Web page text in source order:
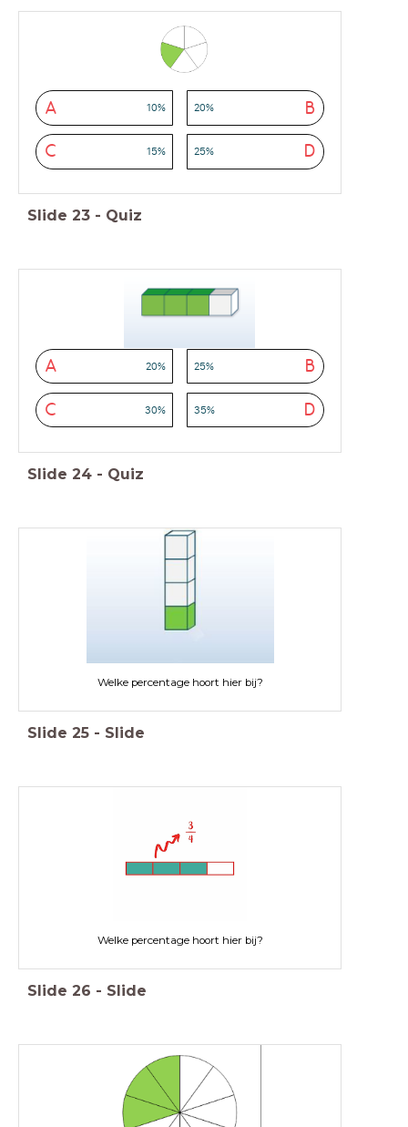
A 10% B
20%
C 15% D
25%
Slide 23 - Quiz
A 20% B
25%
C 30% D
35%
Slide 24 - Quiz
Welke percentage hoort hier bij?
Slide 25 - Slide
Welke percentage hoort hier bij?
Slide 26 - Slide